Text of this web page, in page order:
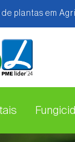
plantas em